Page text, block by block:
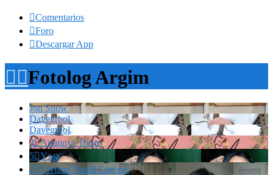
Comentarios
Foro
Descargar App
Fotolog Argim
Jon Snow
Davegrhol
Davegrhol
3Ariannys Torres
5Ysaa
2Viviana Natali Coronel